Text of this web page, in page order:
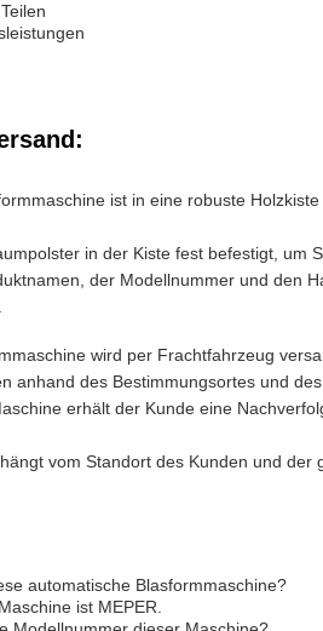
ist in eine robuste
in der Kiste fest befestigt, um
der Modellnummer und den
wird per Frachtfahrzeug
anhand des Bestimmungsortes und
erhält der Kunde eine
vom Standort des Kunden und der
automatische Blasformmaschine?
ist MEPER.